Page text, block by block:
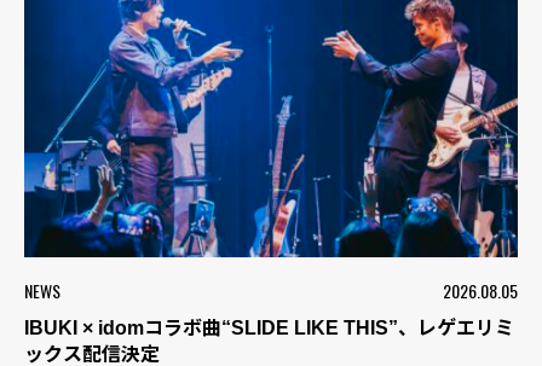
NEWS 2026.08.05
IBUKI × idomコラボ曲“SLIDE LIKE THIS”、レゲエリミ
ックス配信決定